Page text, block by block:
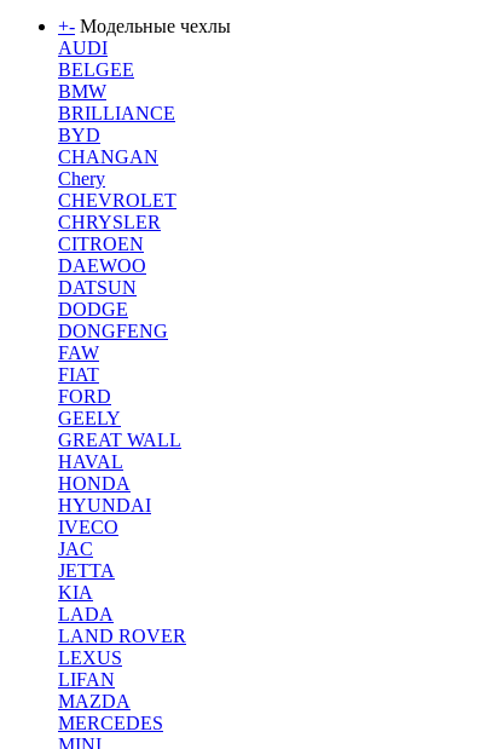
+- Модельные чехлы
AUDI
BELGEE
BMW
BRILLIANCE
BYD
CHANGAN
Chery
CHEVROLET
CHRYSLER
CITROEN
DAEWOO
DATSUN
DODGE
DONGFENG
FAW
FIAT
FORD
GEELY
GREAT WALL
HAVAL
HONDA
HYUNDAI
IVECO
JAC
JETTA
KIA
LADA
LAND ROVER
LEXUS
LIFAN
MAZDA
MERCEDES
MINI